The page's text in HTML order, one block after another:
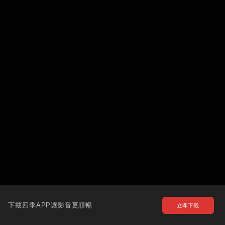
下載四季APP讓影音更順暢 立即下載